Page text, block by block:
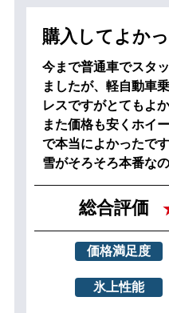
購入してよか
今まで普通車でスタ
ましたが、軽自動車
レスですがとてもよ
また価格も安くホイ
で本当によかったです
雪がそろそろ本番な
総合評価
価格満足度
氷上性能